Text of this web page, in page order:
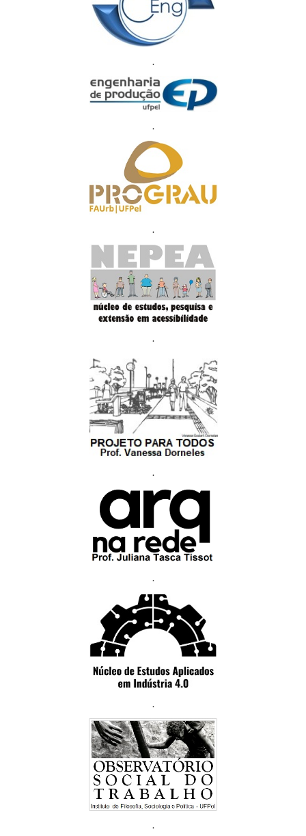
.
.
.
.
.
.
.
.